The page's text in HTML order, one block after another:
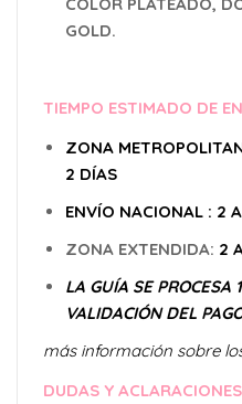
GOLD.
TIEMPO ESTIMADO DE
ZONA
2 DÍAS
ENVÍO NACIONAL : 2
ZONA EXTENDIDA: 2
LA GUÍA SE PROCESA
VALIDACIÓN DEL
más información sobre
DUDAS Y